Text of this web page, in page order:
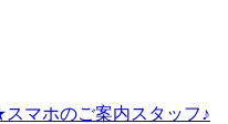
マホのご案内スタッフ♪